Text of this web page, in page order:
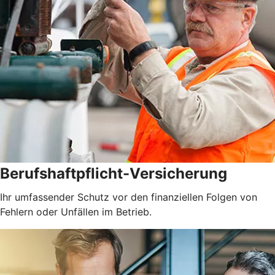
Berufshaftpflicht-Versicherung
Ihr umfassender Schutz vor den finanziellen Folgen von
Fehlern oder Unfällen im Betrieb.